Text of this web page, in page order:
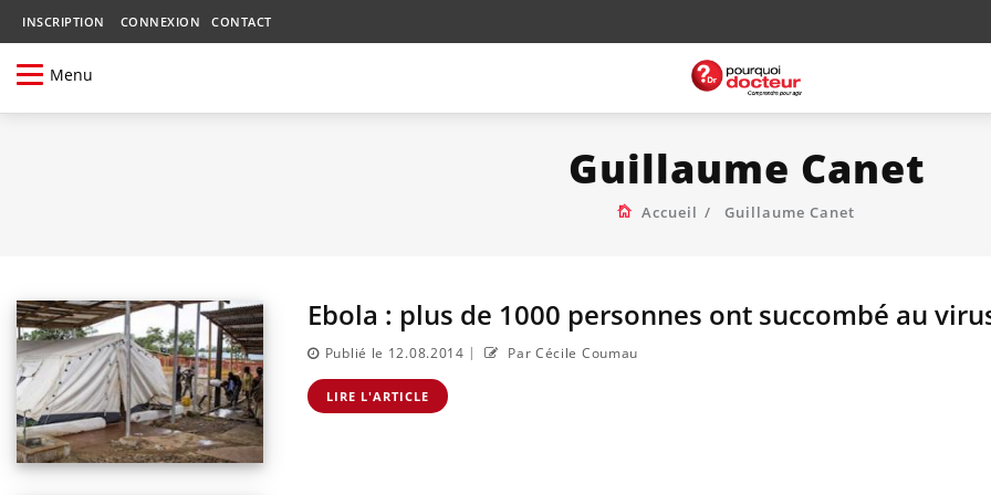
INSCRIPTION CONNEXION CONTACT
Menu
Guillaume Canet
Accueil Guillaume Canet
Ebola : plus de 1000 personnes ont succombé au
Publié le 12.08.2014 | Par Cécile Coumau
LIRE L'ARTICLE